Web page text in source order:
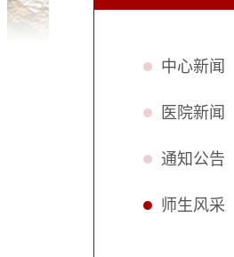
中心新闻
医院新闻
通知公告
师生风采